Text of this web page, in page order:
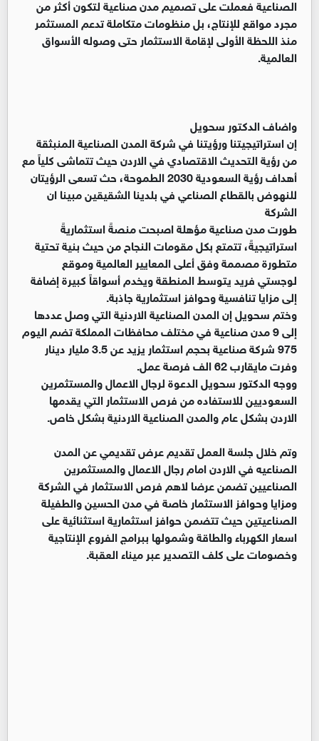
الصناعية فعملت على تصميم مدن صناعية لتكون أكثر من
مجرد مواقع للإنتاج، بل منظومات متكاملة تدعم المستثمر
منذ اللحظة الأولى لإقامة الاستثمار حتى وصوله الأسواق
العالمية.
واضاف الدكتور سحويل
إن استراتيجيتنا ورؤيتنا في شركة المدن الصناعية المنبثقة
من رؤية التحديث الاقتصادي في الاردن حيث تتماشى كلياً مع
أهداف رؤية السعودية 2030 الطموحة، حث تسعى الرؤيتان
للنهوض بالقطاع الصناعي في بلدينا الشقيقين مبينا ان
الشركة
طورت مدن صناعية مؤهلة اصبحت منصةً استثماريةً
استراتيجيةً، تتمتع بكل مقومات النجاح من حيث بنية تحتية
متطورة مصممة وفق أعلى المعايير العالمية وموقع
لوجستي فريد يتوسط المنطقة ويخدم أسواقاً كبيرة إضافة
إلى مزايا تنافسية وحوافز استثمارية جاذبة.
وختم سحويل إن المدن الصناعية الاردنية التي وصل عددها
إلى 9 مدن صناعية في مختلف محافظات المملكة تضم اليوم
975 شركة صناعية بحجم استثمار يزيد عن 3.5 مليار دينار
وفرت مايقارب 62 الف فرصة عمل.
ووجه الدكتور سحويل الدعوة لرجال الاعمال والمستثمرين
السعوديين للاستفاده من فرص الاستثمار التي يقدمها
الاردن بشكل عام والمدن الصناعية الاردنية بشكل خاص.
وتم خلال جلسة العمل تقديم عرض تقديمي عن المدن
الصناعيه في الاردن امام رجال الاعمال والمستثمرين
الصناعيين تضمن عرضا لاهم فرص الاستثمار في الشركة
ومزايا وحوافز الاستثمار خاصة في مدن الحسين والطفيلة
الصناعيتين حيث تتضمن حوافز استثمارية استثنائية على
اسعار الكهرباء والطاقة وشمولها ببرامج الفروع الإنتاجية
وخصومات على كلف التصدير عبر ميناء العقبة.